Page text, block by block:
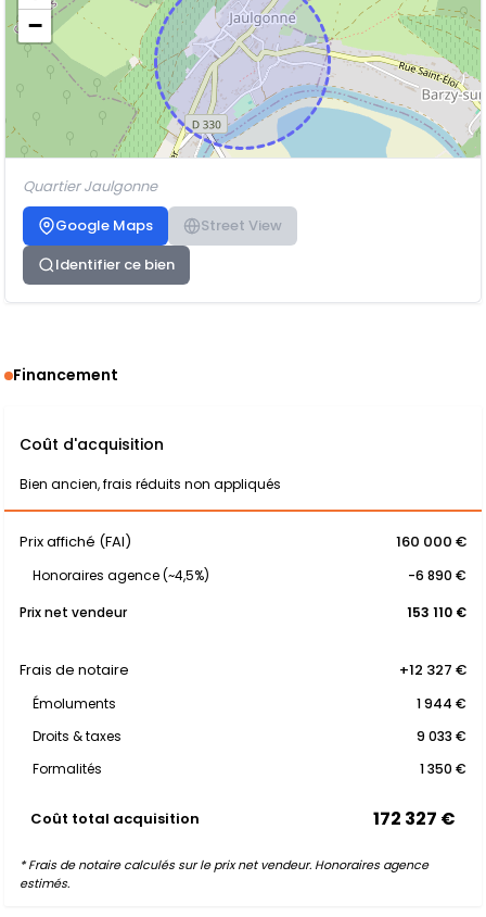
−
Quartier Jaulgonne
Google Maps
Street View
Identifier ce bien
Financement
Coût d'acquisition
Bien ancien, frais réduits non appliqués
Prix affiché (FAI) 160 000 €
Honoraires agence (~4,5%)
-6 890 €
Prix net vendeur
153 110 €
Frais de notaire +12 327 €
Émoluments
1 944 €
Droits & taxes
9 033 €
Formalités
1 350 €
Coût total acquisition 172 327 €
* Frais de notaire calculés sur le prix net vendeur. Honoraires agence
estimés.